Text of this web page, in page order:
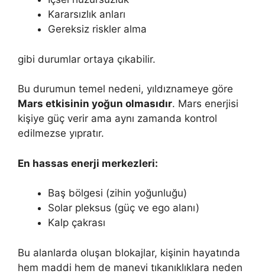
Kararsızlık anları
Gereksiz riskler alma
gibi durumlar ortaya çıkabilir.
Bu durumun temel nedeni, yıldıznameye göre
Mars etkisinin yoğun olmasıdır. Mars enerjisi
kişiye güç verir ama aynı zamanda kontrol
edilmezse yıpratır.
En hassas enerji merkezleri:
Baş bölgesi (zihin yoğunluğu)
Solar pleksus (güç ve ego alanı)
Kalp çakrası
Bu alanlarda oluşan blokajlar, kişinin hayatında
hem maddi hem de manevi tıkanıklıklara neden